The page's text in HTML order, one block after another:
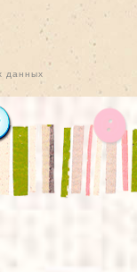
данных